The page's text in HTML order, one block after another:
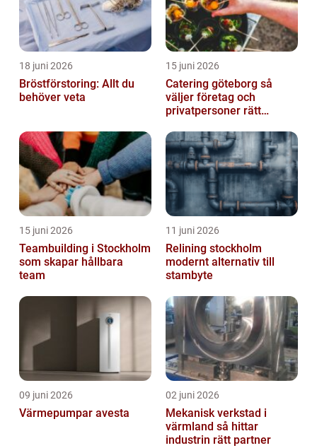
18 juni 2026
Bröstförstoring: Allt du
behöver veta
15 juni 2026
Catering göteborg så
väljer företag och
privatpersoner rätt
15 juni 2026
Teambuilding i Stockholm
som skapar hållbara
team
11 juni 2026
Relining stockholm
modernt alternativ till
stambyte
09 juni 2026
Värmepumpar avesta
02 juni 2026
Mekanisk verkstad i
värmland så hittar
industrin rätt partner